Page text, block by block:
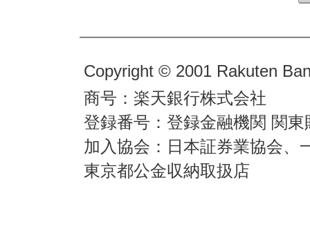
Copyright © 2001 Rakuten
商号：楽天銀行株式会社
登録番号：登録金融機関 関
加入協会：日本証券業協会、
東京都公金収納取扱店